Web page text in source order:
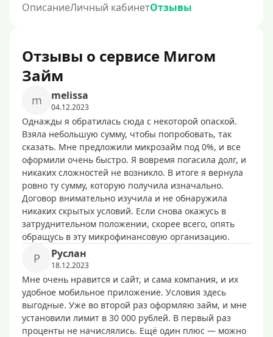
ОписаниеЛичный кабинетОтзывы
Отзывы о сервисе Мигом
Займ
m melissa
04.12.2023
Однажды я обратилась сюда с некоторой опаской.
Взяла небольшую сумму, чтобы попробовать, так
сказать. Мне предложили микрозайм под 0%, и все
оформили очень быстро. Я вовремя погасила долг, и
никаких сложностей не возникло. В итоге я вернула
ровно ту сумму, которую получила изначально.
Договор внимательно изучила и не обнаружила
никаких скрытых условий. Если снова окажусь в
затруднительном положении, скорее всего, опять
обращусь в эту микрофинансовую организацию.
P Pуcлaн
18.12.2023
Мне очень нравится и сайт, и сама компания, и их
удобное мобильное приложение. Условия здесь
выгодные. Уже во второй раз оформляю займ, и мне
установили лимит в 30 000 рублей. В первый раз
проценты не начислялись. Ещё один плюс — можно